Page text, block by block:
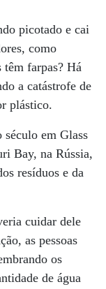
picotado e cai
como
têm farpas? Há
a catástrofe de
plástico.
século em Glass
Bay, na Rússia,
resíduos e da
cuidar dele
as pessoas
os
de água